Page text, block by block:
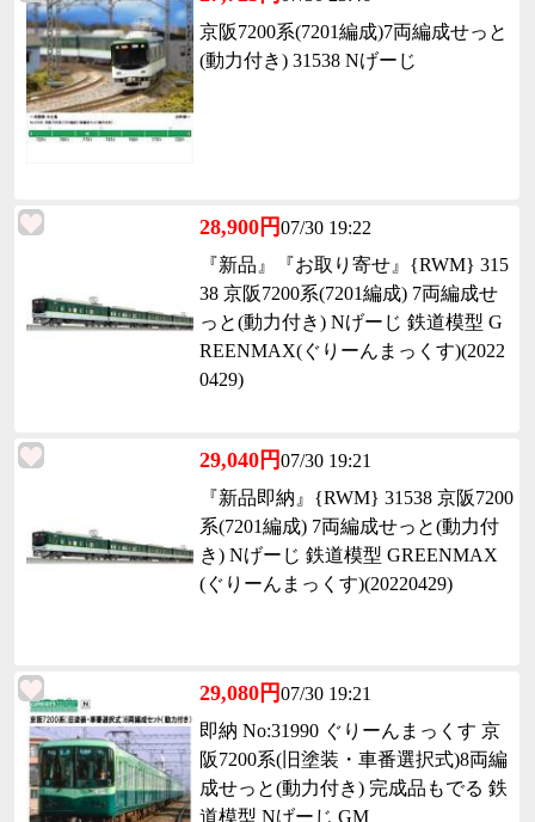
京阪7200系(7201編成)7両編成せっと
(動力付き) 31538 Nげーじ
28,900円07/30 19:22
『新品』『お取り寄せ』{RWM} 315
38 京阪7200系(7201編成) 7両編成せ
っと(動力付き) Nげーじ 鉄道模型 G
REENMAX(ぐりーんまっくす)(2022
0429)
29,040円07/30 19:21
『新品即納』{RWM} 31538 京阪7200
系(7201編成) 7両編成せっと(動力付
き) Nげーじ 鉄道模型 GREENMAX
(ぐりーんまっくす)(20220429)
29,080円07/30 19:21
即納 No:31990 ぐりーんまっくす 京
阪7200系(旧塗装・車番選択式)8両編
成せっと(動力付き) 完成品もでる 鉄
道模型 Nげーじ GM